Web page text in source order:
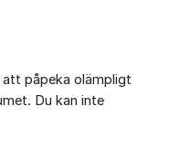
påpeka olämpligt
Du kan inte